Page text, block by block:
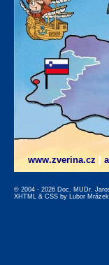
www.zverina.cz
© 2004 - 2026 Doc. MUDr.
XHTML & CSS by Lubor Mrázek